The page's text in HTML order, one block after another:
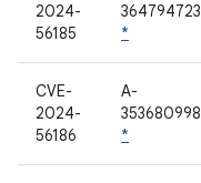
2024-
56185
364794723
*
CVE-
2024-
56186
A-
353680998
*